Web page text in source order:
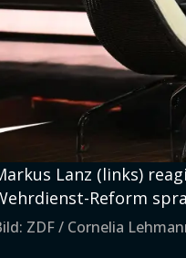
Lanz (links)
Reform
ZDF / Cornelia